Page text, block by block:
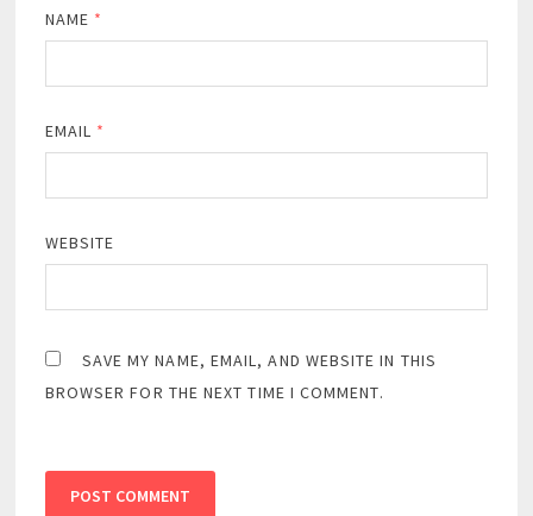
NAME *
EMAIL *
WEBSITE
SAVE MY NAME, EMAIL, AND WEBSITE IN THIS
BROWSER FOR THE NEXT TIME I COMMENT.